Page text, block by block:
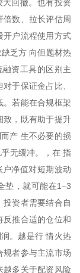
大回撤。也有投资
数、拉长评估周
开户流程使用方式
乏方 向但题材热
资工具的区别主
于保证金占比、
。若能在合规框架
致，既有助于提升
产 生不必要的损
无缓冲。，在 指
净值对短期波动
垫，就可能在1–3
资者需要结合自
反推合适的仓位和
。越是行 情火热
规者参与主流市场
越多关于配资风险